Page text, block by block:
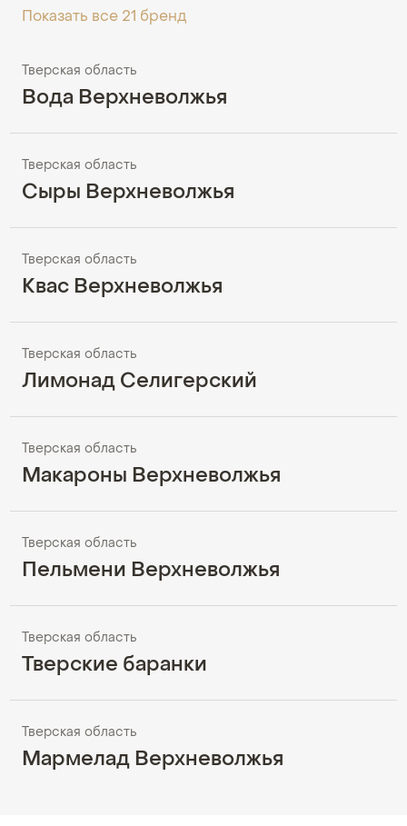
Показать все 21 бренд
Тверская область
Вода Верхневолжья
Тверская область
Сыры Верхневолжья
Тверская область
Квас Верхневолжья
Тверская область
Лимонад Селигерский
Тверская область
Макароны Верхневолжья
Тверская область
Пельмени Верхневолжья
Тверская область
Тверские баранки
Тверская область
Мармелад Верхневолжья